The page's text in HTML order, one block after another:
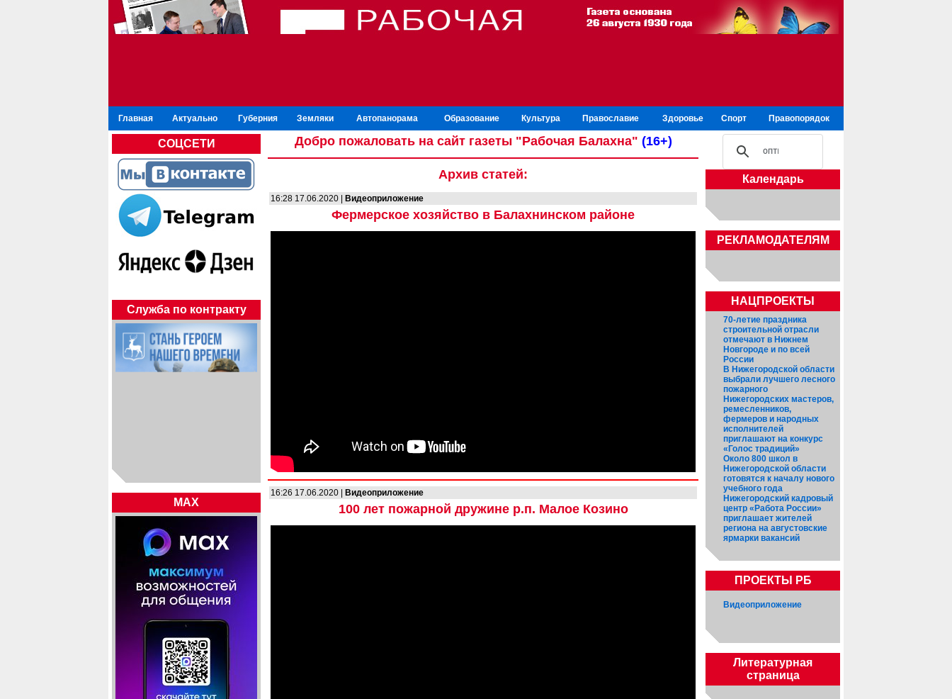
Главная Актуально Губерния Земляки Автопанорама Образование Культура Православие Здоровье Спорт Правопорядок
СОЦСЕТИ
Служба по контракту
MAX
Добро пожаловать на сайт газеты "Рабочая Балахна" (16+)
Архив статей:
16:28 17.06.2020 | Видеоприложение
Фермерское хозяйство в Балахнинском районе
16:26 17.06.2020 | Видеоприложение
100 лет пожарной дружине р.п. Малое Козино
Календарь
РЕКЛАМОДАТЕЛЯМ
НАЦПРОЕКТЫ
70-летие праздника
строительной отрасли
отмечают в Нижнем
Новгороде и по всей
России
В Нижегородской области
выбрали лучшего лесного
пожарного
Нижегородских мастеров,
ремесленников,
фермеров и народных
исполнителей
приглашают на конкурс
«Голос традиций»
Около 800 школ в
Нижегородской области
готовятся к началу нового
учебного года
Нижегородский кадровый
центр «Работа России»
приглашает жителей
региона на августовские
ярмарки вакансий
ПРОЕКТЫ РБ
Видеоприложение
Литературная
страница